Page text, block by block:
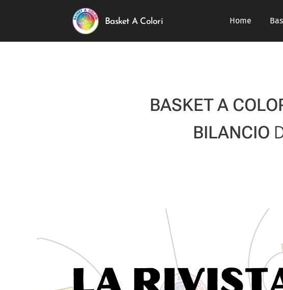
Basket A Colori Home
BASKET A
BILANCIO